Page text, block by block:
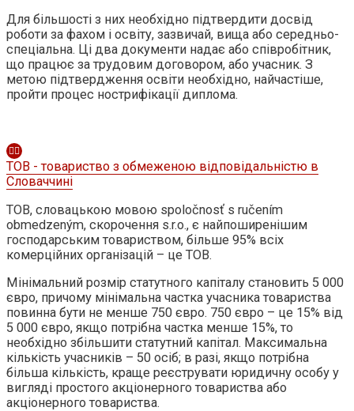
Для більшості з них необхідно підтвердити досвід
роботи за фахом і освіту, зазвичай, вища або середньо-
спеціальна. Ці два документи надає або співробітник,
що працює за трудовим договором, або учасник. З
метою підтвердження освіти необхідно, найчастіше,
пройти процес нострифікації диплома.
ТОВ - товариство з обмеженою відповідальністю в
Словаччині
ТОВ, словацькою мовою spoločnosť s ručením
obmedzeným, скорочення s.r.o., є найпоширенішим
господарським товариством, більше 95% всіх
комерційних організацій – це ТОВ.
Мінімальний розмір статутного капіталу становить 5 000
євро, причому мінімальна частка учасника товариства
повинна бути не менше 750 євро. 750 євро – це 15% від
5 000 євро, якщо потрібна частка менше 15%, то
необхідно збільшити статутний капітал. Максимальна
кількість учасників – 50 осіб; в разі, якщо потрібна
більша кількість, краще реєструвати юридичну особу у
вигляді простого акціонерного товариства або
акціонерного товариства.